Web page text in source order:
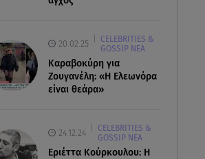
20.02.25
CELEBRITIES &
GOSSIP ΝΕΑ
Καραβοκύρη για
Ζουγανέλη: «Η Ελεωνόρα
είναι θεάρα»
24.12.24
CELEBRITIES &
GOSSIP ΝΕΑ
Εριέττα Κούρκουλου: Η